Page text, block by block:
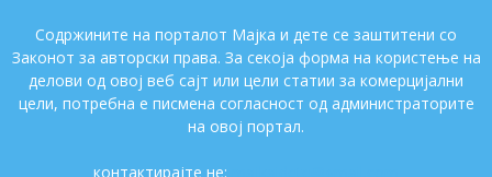
Содржините на порталот Мајка и дете се заштитени со
Законот за авторски права. За секоја форма на користење на
делови од овој веб сајт или цели статии за комерцијални
цели, потребна е писмена согласност од администраторите
на овој портал.
контактирајте не: